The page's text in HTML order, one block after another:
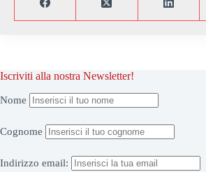
Iscriviti alla nostra Newsletter!
Nome
Cognome
Indirizzo email: